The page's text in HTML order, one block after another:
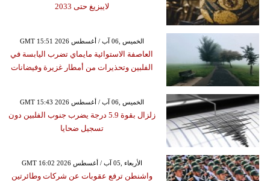
لايبزيغ حتى 2033
GMT 15:51 2026 الخميس ,06 آب / أغسطس
العاصفة الاستوائية مايماي تضرب اليابسة في
الفلبين وتحذيرات من أمطار غزيرة وفيضانات
GMT 15:43 2026 الخميس ,06 آب / أغسطس
زلزال بقوة 5.9 درجة يضرب جنوب الفلبين دون
تسجيل ضحايا
GMT 16:02 2026 الأربعاء ,05 آب / أغسطس
واشنطن ترفع عقوبات عن شركات وطائرتين